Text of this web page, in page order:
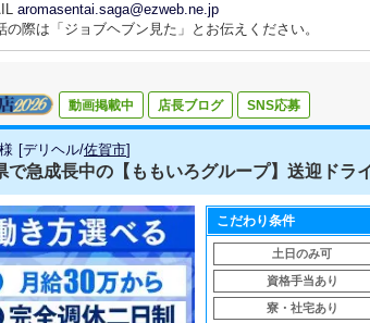
aromasentai.saga@ezweb.ne.jp
の際は「ジョブヘブン見た」とお伝えください。
動画掲載中 店長ブログ SNS応募
[デリヘル/佐賀市]
で急成長中の【ももいろグループ】送迎ドラ
こだわり条件
土日のみ可
資格手当あり
寮・社宅あり